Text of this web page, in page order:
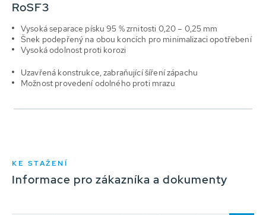
RoSF3
Vysoká separace písku 95 % zrnitosti 0,20 – 0,25 mm
Šnek podepřený na obou koncích pro minimalizaci opotřebení
Vysoká odolnost proti korozi
Uzavřená konstrukce, zabraňující šíření zápachu
Možnost provedení odolného proti mrazu
KE STAŽENÍ
Informace pro zákazníka a dokumenty